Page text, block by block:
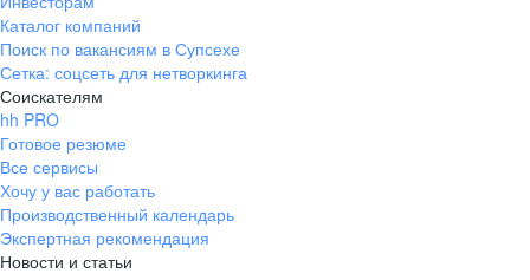
Каталог компаний
Поиск по вакансиям в Супсехе
Сетка: соцсеть для нетворкинга
Соискателям
hh PRO
Готовое резюме
Все сервисы
Хочу у вас работать
Производственный календарь
Экспертная рекомендация
Новости и статьи